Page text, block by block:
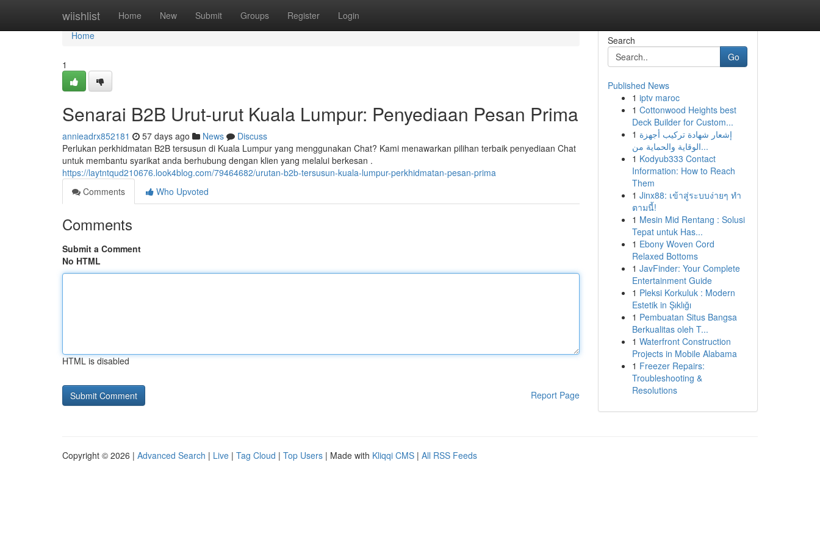
wiishlist Home New Submit Groups Register Login
Home
Home
1
Senarai B2B Urut-urut Kuala Lumpur: Penyediaan Pesan Prima
annieadrx852181 57 days ago News
Discuss
Perlukan perkhidmatan B2B tersusun di Kuala Lumpur yang menggunakan Chat? Kami menawarkan pilihan terbaik penyediaan Chat
untuk membantu syarikat anda berhubung dengan klien yang melalui berkesan .
https://laytntqud210676.look4blog.com/79464682/urutan-b2b-tersusun-kuala-lumpur-perkhidmatan-pesan-prima
Comments
Who Upvoted
Comments
Submit a Comment
No HTML
HTML is disabled
Report Page
Search
Go
Published News
1 iptv maroc
1 Cottonwood Heights best
Deck Builder for Custom...
1 إشعار شهادة تركيب أجهزة
الوقاية والحماية من...
1 Kodyub333 Contact
Information: How to Reach
Them
1 Jinx88: เข้าสู่ระบบง่ายๆ ทำ
ตามนี้!
1 Mesin Mid Rentang : Solusi
Tepat untuk Has...
1 Ebony Woven Cord
Relaxed Bottoms
1 JavFinder: Your Complete
Entertainment Guide
1 Pleksi Korkuluk : Modern
Estetik in Şıklığı
1 Pembuatan Situs Bangsa
Berkualitas oleh T...
1 Waterfront Construction
Projects in Mobile Alabama
1 Freezer Repairs:
Troubleshooting &
Resolutions
Copyright © 2026 | Advanced Search | Live | Tag Cloud | Top Users | Made with Kliqqi CMS | All RSS Feeds